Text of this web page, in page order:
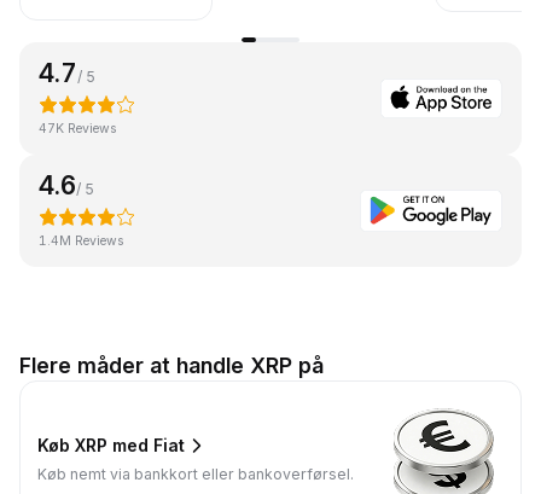
4.7/ 5
47K Reviews
4.6/ 5
1.4M Reviews
Flere måder at handle XRP på
Køb XRP med Fiat
Køb nemt via bankkort eller bankoverførsel.